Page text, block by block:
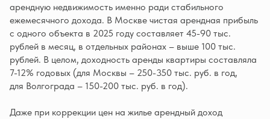
арендную недвижимость именно ради стабильного
ежемесячного дохода. В Москве чистая арендная прибыль
с одного объекта в 2025 году составляет 45-90 тыс.
рублей в месяц, в отдельных районах – выше 100 тыс.
рублей. В целом, доходность аренды квартиры составляла
7-12% годовых (для Москвы – 250-350 тыс. руб. в год,
для Волгограда – 150-200 тыс. руб. в год).
Даже при коррекции цен на жилье арендный доход